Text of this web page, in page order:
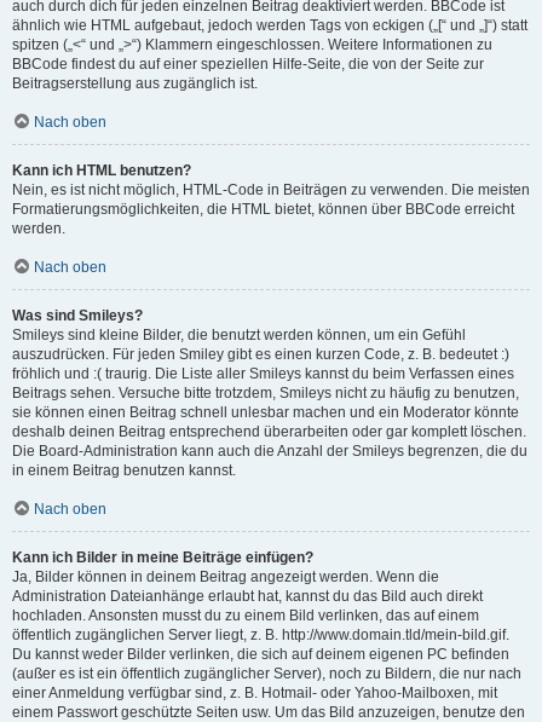
auch durch dich für jeden einzelnen Beitrag deaktiviert werden. BBCode ist
ähnlich wie HTML aufgebaut, jedoch werden Tags von eckigen („[“ und „]“) statt
spitzen („<“ und „>“) Klammern eingeschlossen. Weitere Informationen zu
BBCode findest du auf einer speziellen Hilfe-Seite, die von der Seite zur
Beitragserstellung aus zugänglich ist.
Nach oben
Kann ich HTML benutzen?
Nein, es ist nicht möglich, HTML-Code in Beiträgen zu verwenden. Die meisten
Formatierungsmöglichkeiten, die HTML bietet, können über BBCode erreicht
werden.
Nach oben
Was sind Smileys?
Smileys sind kleine Bilder, die benutzt werden können, um ein Gefühl
auszudrücken. Für jeden Smiley gibt es einen kurzen Code, z. B. bedeutet :)
fröhlich und :( traurig. Die Liste aller Smileys kannst du beim Verfassen eines
Beitrags sehen. Versuche bitte trotzdem, Smileys nicht zu häufig zu benutzen,
sie können einen Beitrag schnell unlesbar machen und ein Moderator könnte
deshalb deinen Beitrag entsprechend überarbeiten oder gar komplett löschen.
Die Board-Administration kann auch die Anzahl der Smileys begrenzen, die du
in einem Beitrag benutzen kannst.
Nach oben
Kann ich Bilder in meine Beiträge einfügen?
Ja, Bilder können in deinem Beitrag angezeigt werden. Wenn die
Administration Dateianhänge erlaubt hat, kannst du das Bild auch direkt
hochladen. Ansonsten musst du zu einem Bild verlinken, das auf einem
öffentlich zugänglichen Server liegt, z. B. http://www.domain.tld/mein-bild.gif.
Du kannst weder Bilder verlinken, die sich auf deinem eigenen PC befinden
(außer es ist ein öffentlich zugänglicher Server), noch zu Bildern, die nur nach
einer Anmeldung verfügbar sind, z. B. Hotmail- oder Yahoo-Mailboxen, mit
einem Passwort geschützte Seiten usw. Um das Bild anzuzeigen, benutze den